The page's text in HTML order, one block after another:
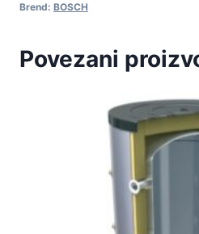
Brend: BOSCH
Povezani